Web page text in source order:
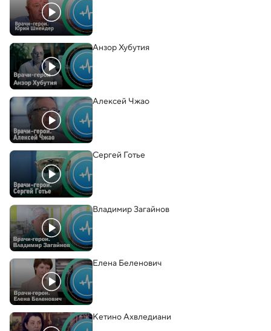
Анзор Хубутия
Алексей Чжао
Сергей Готье
Владимир Загайнов
Елена Беленович
Кетино Ахвледиани